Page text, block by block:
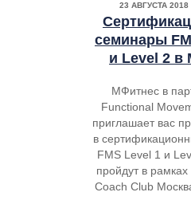
23 АВГУСТА 2018
семинары
и Level 2 в
МФитнес в
Functional
приглашает вас
в
FMS Level 1 и
пройдут в
Coach Club